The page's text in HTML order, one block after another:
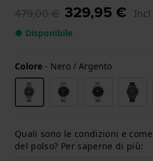
479,00 € 329,95 € Incl
● Disponibile
Colore - Nero / Argento
Quali sono le condizioni e
del polso? Per saperne di più: